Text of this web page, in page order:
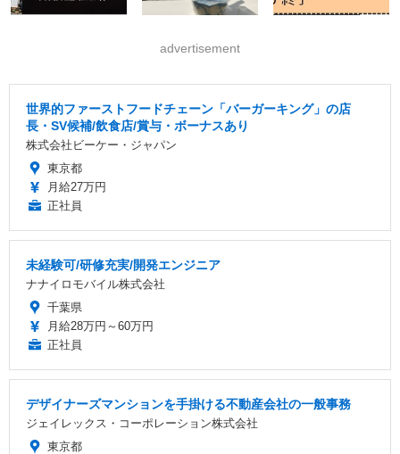
advertisement
世界的ファーストフードチェーン「バーガーキング」の店
長・SV候補/飲食店/賞与・ボーナスあり
株式会社ビーケー・ジャパン
東京都
月給27万円
正社員
未経験可/研修充実/開発エンジニア
ナナイロモバイル株式会社
千葉県
月給28万円～60万円
正社員
デザイナーズマンションを手掛ける不動産会社の一般事務
ジェイレックス・コーポレーション株式会社
東京都